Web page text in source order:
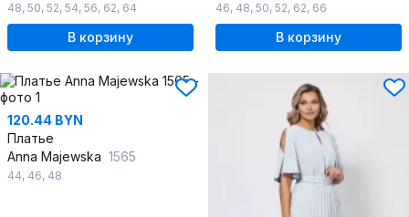
48, 50, 52, 54, 56, 62, 64
В корзину
46, 48, 50, 52, 62, 66
В корзину
120.44 BYN
Платье
Anna Majewska 1565
44, 46, 48